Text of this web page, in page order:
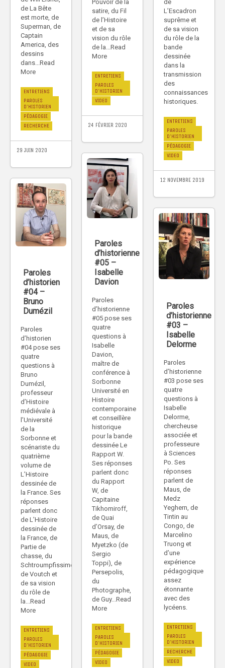
de La Bête
est morte, de
Superman, de
Captain
America, des
dessins
dans...Read
More
ENTRETIENS
PAROLES
D'HISTORIEN
PÉDAGOGIE
RECHERCHE
29 JUIN 2020
Pouvoir de la
satire, du Fil
de l’Histoire
et de sa
vision du rôle
de la...Read
More
ENTRETIENS
PAROLES
D'HISTORIEN
VIDEO
24 FÉVRIER 2020
de
L’Escadron
suprême et
de sa vision
du rôle de la
bande
dessinée
dans la
transmission
des
connaissances
historiques.
ENTRETIENS
PAROLES
D'HISTORIEN
PÉDAGOGIE
VIDEO
12 NOVEMBRE 2019
Paroles
d’historienne
#05 –
Isabelle
Davion
Paroles
d’historienne
#05 pose ses
quatre
questions à
Isabelle
Davion,
maître de
conférence à
Sorbonne
Université en
Histoire
contemporaine
et conseillère
historique
pour la bande
dessinée Le
Rapport W.
Ses réponses
parlent donc
du Rapport
W, de
Capitaine
Tikhomiroff,
de Quai
d’Orsay, de
Maus, de
Myetzko (de
Sergio
Toppi), de
Persepolis,
du
Photographe,
de Guy...Read
More
ENTRETIENS
PAROLES
D'HISTORIEN
PÉDAGOGIE
VIDEO
Paroles
d’historien
#04 –
Bruno
Dumézil
Paroles
d’historien
#04 pose ses
quatre
questions à
Bruno
Dumézil,
professeur
d’Histoire
médiévale à
l’Université
de la
Sorbonne et
scénariste du
quatrième
volume de
L’Histoire
dessinée de
la France. Ses
réponses
parlent donc
de L’Histoire
dessinée de
la France, de
Partie de
chasse, du
Schtroumpfissime,
de Voutch et
de sa vision
du rôle de
la...Read
More
ENTRETIENS
PAROLES
D'HISTORIEN
PÉDAGOGIE
VIDEO
Paroles
d’historienne
#03 –
Isabelle
Delorme
Paroles
d’historienne
#03 pose ses
quatre
questions à
Isabelle
Delorme,
chercheuse
associée et
professeure
à Sciences
Po. Ses
réponses
parlent de
Maus, de
Medz
Yeghern, de
Tintin au
Congo, de
Marcelino
Truong et
d’une
expérience
pédagogique
assez
étonnante
avec des
lycéens.
ENTRETIENS
PAROLES
D'HISTORIEN
RECHERCHE
VIDEO